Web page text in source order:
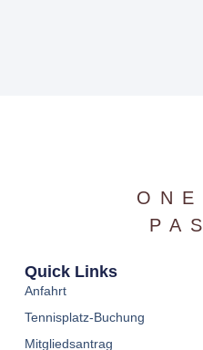
Quick Links
Anfahrt
Tennisplatz-Buchung
Mitgliedsantrag